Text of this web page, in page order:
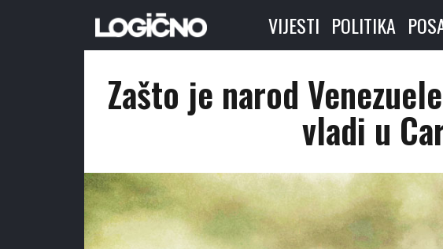
VIJESTI POLITIKA
Zašto je narod
vladi u